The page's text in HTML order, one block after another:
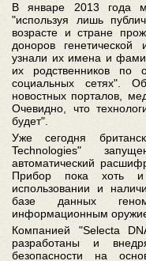
В январе 2013 года
"используя лишь
возрасте и стране
доноров
узнали их имена и
их родственников по
социальных сетях".
новостных порталов,
Очевидно, что
будет".
Уже сегодня
Technologies"
автоматический
Прибор пока хоть
использовании и
базе данных
информационным
Компанией "Selecta
разработаны и
безопасности на